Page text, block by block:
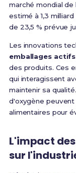
marché mondial
estimé à 1,3
de 23,5 % prévue
Les innovations
emballages actifs
des produits. Ces
qui interagissent
maintenir sa
d'oxygène
alimentaires pour
L'impact
sur